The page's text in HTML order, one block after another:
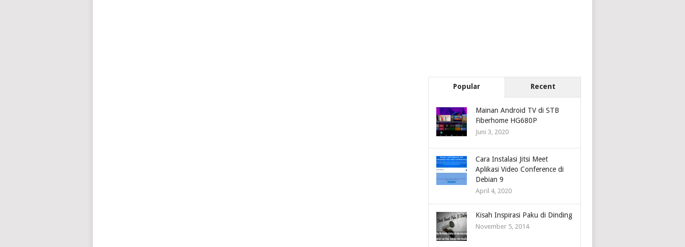
Popular Recent
Mainan Android TV di STB
Fiberhome HG680P
Juni 3, 2020
Cara Instalasi Jitsi Meet
Aplikasi Video Conference di
Debian 9
April 4, 2020
Kisah Inspirasi Paku di Dinding
November 5, 2014